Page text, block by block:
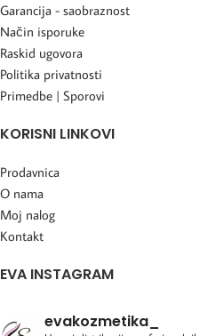
Garancija - saobraznost
Način isporuke
Raskid ugovora
Politika privatnosti
Primedbe | Sporovi
KORISNI LINKOVI
Prodavnica
O nama
Moj nalog
Kontakt
EVA INSTAGRAM
evakozmetika_